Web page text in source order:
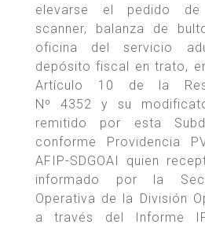
elevarse el pedido
scanner, balanza de
oficina del servicio
depósito fiscal en trato,
Artículo 10 de la
Nº 4352 y su
remitido por esta
conforme Providencia
AFIP-SDGOAI quien
informado por la
Operativa de la División
a través del Informe IF-